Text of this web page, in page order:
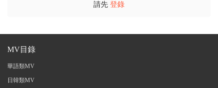
請先 登錄
MV目錄
華語類MV
日韓類MV